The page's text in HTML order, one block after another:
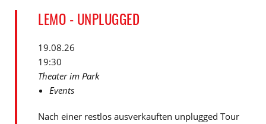
LEMO - UNPLUGGED
19.08.26
19:30
Theater im Park
Events
Nach einer restlos ausverkauften unplugged Tour